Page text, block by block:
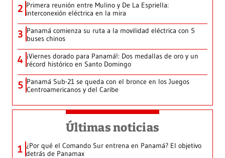
2 Primera reunión entre Mulino y De La Espriella:
interconexión eléctrica en la mira
3 Panamá comienza su ruta a la movilidad eléctrica con 5
buses chinos
4 ¡Viernes dorado para Panamá!: Dos medallas de oro y un
récord histórico en Santo Domingo
5 Panamá Sub-21 se queda con el bronce en los Juegos
Centroamericanos y del Caribe
Últimas noticias
1 ¿Por qué el Comando Sur entrena en Panamá? El objetivo
detrás de Panamax